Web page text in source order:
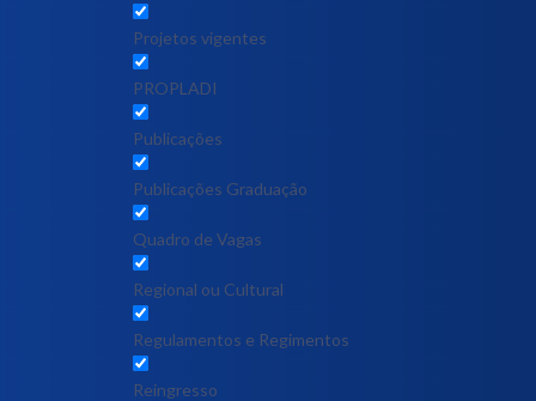
Projetos vigentes
PROPLADI
Publicações
Publicações Graduação
Quadro de Vagas
Regional ou Cultural
Regulamentos e Regimentos
Reingresso